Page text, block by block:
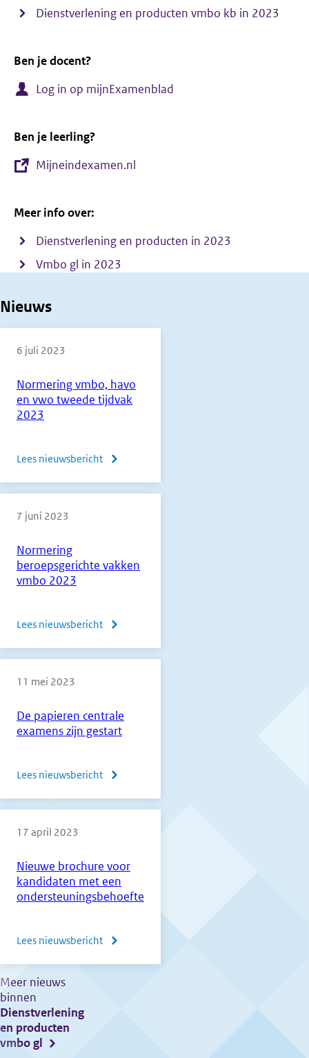
Dienstverlening en producten vmbo kb in 2023
Ben je docent?
Log in op mijnExamenblad
Ben je leerling?
Mijneindexamen.nl
Meer info over:
Dienstverlening en producten in 2023
Vmbo gl in 2023
Nieuws
Normering vmbo, havo
en vwo tweede tijdvak
2023
6 juli 2023
Lees nieuwsbericht
over
vmbo,
tweede
Normering
beroepsgerichte vakken
vmbo 2023
7 juni 2023
Lees nieuwsbericht
over
beroepsgerichte
2023
De papieren centrale
examens zijn gestart
11 mei 2023
Lees nieuwsbericht
over
papieren
zijn
gestart
Nieuwe brochure voor
kandidaten met een
ondersteuningsbehoefte
17 april 2023
Lees nieuwsbericht
over
Meer nieuws
binnen
Dienstverlening
en producten
vmbo gl